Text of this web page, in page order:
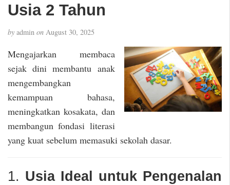
Usia 2 Tahun
by admin on August 30, 2025
Mengajarkan membaca
sejak dini membantu anak
mengembangkan
kemampuan bahasa,
meningkatkan kosakata, dan
membangun fondasi literasi
yang kuat sebelum memasuki sekolah dasar.
1. Usia Ideal untuk Pengenalan